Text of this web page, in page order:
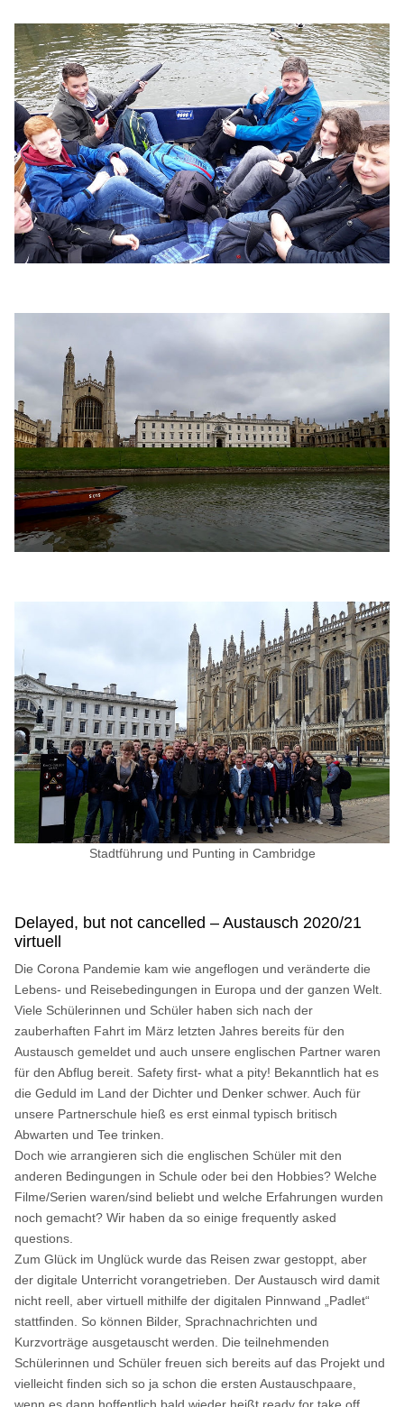
Stadtführung und Punting in Cambridge
Delayed, but not cancelled – Austausch 2020/21
virtuell
Die Corona Pandemie kam wie angeflogen und veränderte die
Lebens- und Reisebedingungen in Europa und der ganzen Welt.
Viele Schülerinnen und Schüler haben sich nach der
zauberhaften Fahrt im März letzten Jahres bereits für den
Austausch gemeldet und auch unsere englischen Partner waren
für den Abflug bereit. Safety first- what a pity! Bekanntlich hat es
die Geduld im Land der Dichter und Denker schwer. Auch für
unsere Partnerschule hieß es erst einmal typisch britisch
Abwarten und Tee trinken.
Doch wie arrangieren sich die englischen Schüler mit den
anderen Bedingungen in Schule oder bei den Hobbies? Welche
Filme/Serien waren/sind beliebt und welche Erfahrungen wurden
noch gemacht? Wir haben da so einige frequently asked
questions.
Zum Glück im Unglück wurde das Reisen zwar gestoppt, aber
der digitale Unterricht vorangetrieben. Der Austausch wird damit
nicht reell, aber virtuell mithilfe der digitalen Pinnwand „Padlet“
stattfinden. So können Bilder, Sprachnachrichten und
Kurzvorträge ausgetauscht werden. Die teilnehmenden
Schülerinnen und Schüler freuen sich bereits auf das Projekt und
vielleicht finden sich so ja schon die ersten Austauschpaare,
wenn es dann hoffentlich bald wieder heißt ready for take off.